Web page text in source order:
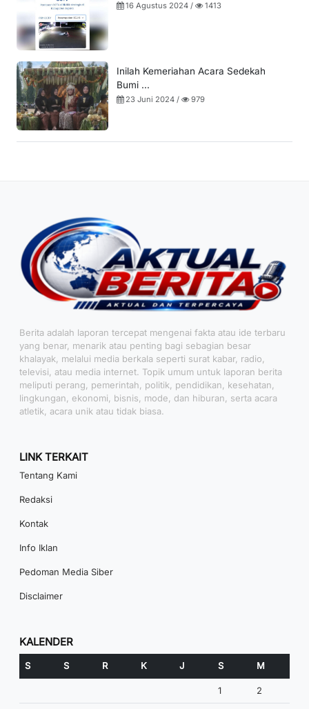
16 Agustus 2024 / 1413
Inilah Kemeriahan Acara Sedekah
Bumi ...
23 Juni 2024 / 979
Berita adalah laporan tercepat mengenai fakta atau ide terbaru
yang benar, menarik atau penting bagi sebagian besar
khalayak, melalui media berkala seperti surat kabar, radio,
televisi, atau media internet. Topik umum untuk laporan berita
meliputi perang, pemerintah, politik, pendidikan, kesehatan,
lingkungan, ekonomi, bisnis, mode, dan hiburan, serta acara
atletik, acara unik atau tidak biasa.
LINK TERKAIT
Tentang Kami
Redaksi
Kontak
Info Iklan
Pedoman Media Siber
Disclaimer
KALENDER
S S R K J S M
1 2